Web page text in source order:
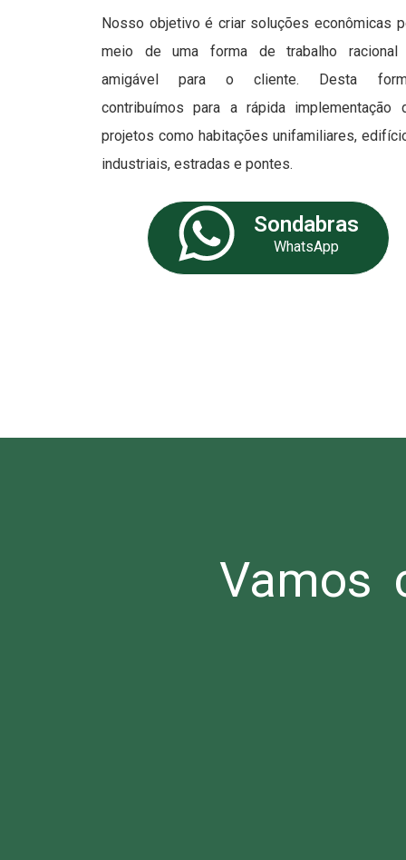
Nosso objetivo é criar soluções econômicas
meio de uma forma de trabalho racional
amigável para o cliente. Desta
contribuímos para a rápida implementação
projetos como habitações unifamiliares,
industriais, estradas e pontes.
Sondabras
WhatsApp
Vamos